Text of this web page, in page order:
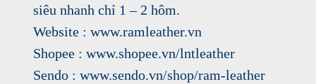
siêu nhanh chỉ 1 – 2 hôm.
Website :www.ramleather.vn
Shopee :www.shopee.vn/lntleather
Sendo :www.sendo.vn/shop/ram-leather